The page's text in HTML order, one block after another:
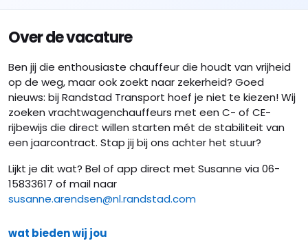
Over de vacature
Ben jij die enthousiaste chauffeur die houdt van vrijheid
op de weg, maar ook zoekt naar zekerheid? Goed
nieuws: bij Randstad Transport hoef je niet te kiezen! Wij
zoeken vrachtwagenchauffeurs met een C- of CE-
rijbewijs die direct willen starten mét de stabiliteit van
een jaarcontract. Stap jij bij ons achter het stuur?
Lijkt je dit wat? Bel of app direct met Susanne via 06-
15833617 of mail naar
susanne.arendsen@nl.randstad.com
wat bieden wij jou